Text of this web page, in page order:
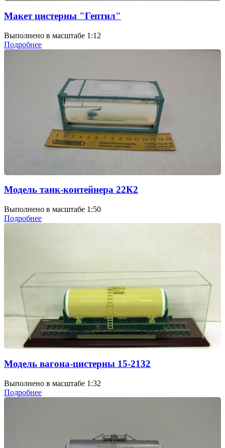
Макет цистерны "Гептил"
Выполнено в масштабе 1:12
Подробнее
Модель танк-контейнера 22К2
Выполнено в масштабе 1:50
Подробнее
Модель вагона-цистерны 15-2132
Выполнено в масштабе 1:32
Подробнее